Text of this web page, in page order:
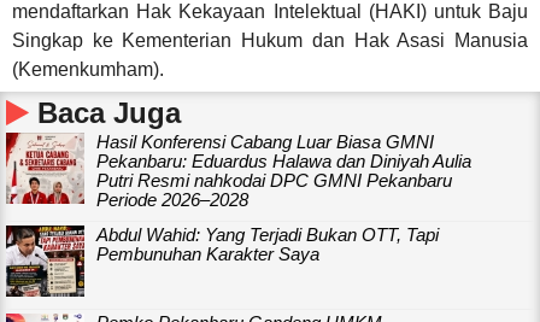
mendaftarkan Hak Kekayaan Intelektual (HAKI) untuk Baju
Singkap ke Kementerian Hukum dan Hak Asasi Manusia
(Kemenkumham).
Baca Juga
Hasil Konferensi Cabang Luar Biasa GMNI
Pekanbaru: Eduardus Halawa dan Diniyah Aulia
Putri Resmi nahkodai DPC GMNI Pekanbaru
Periode 2026–2028
Abdul Wahid: Yang Terjadi Bukan OTT, Tapi
Pembunuhan Karakter Saya